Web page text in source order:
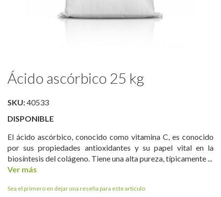
al
comienzo
la
galería
imágenes
Ácido ascórbico 25 kg
SKU:40533
DISPONIBLE
El ácido ascórbico, conocido como vitamina C, es conocido
por sus propiedades antioxidantes y su papel vital en la
biosíntesis del colágeno. Tiene una alta pureza, típicamente ...
Ver más
Sea el primero en dejar una reseña para este artículo